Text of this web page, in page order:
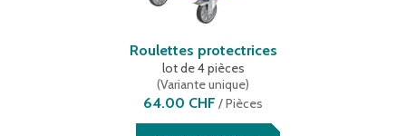
Roulettes protectrices
lot de 4 pièces
(Variante unique)
64.00 CHF /Pièces